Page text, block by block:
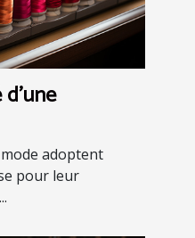
mode adoptent
pour leur